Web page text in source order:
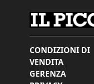
CONDIZIONI DI
VENDITA
GERENZA